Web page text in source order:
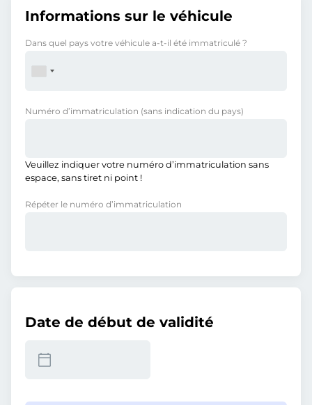
Informations sur le véhicule
Dans quel pays votre véhicule a-t-il été immatriculé ?
Numéro d’immatriculation (sans indication du pays)
Veuillez indiquer votre numéro d’immatriculation sans
espace, sans tiret ni point !
Répéter le numéro d’immatriculation
Date de début de validité